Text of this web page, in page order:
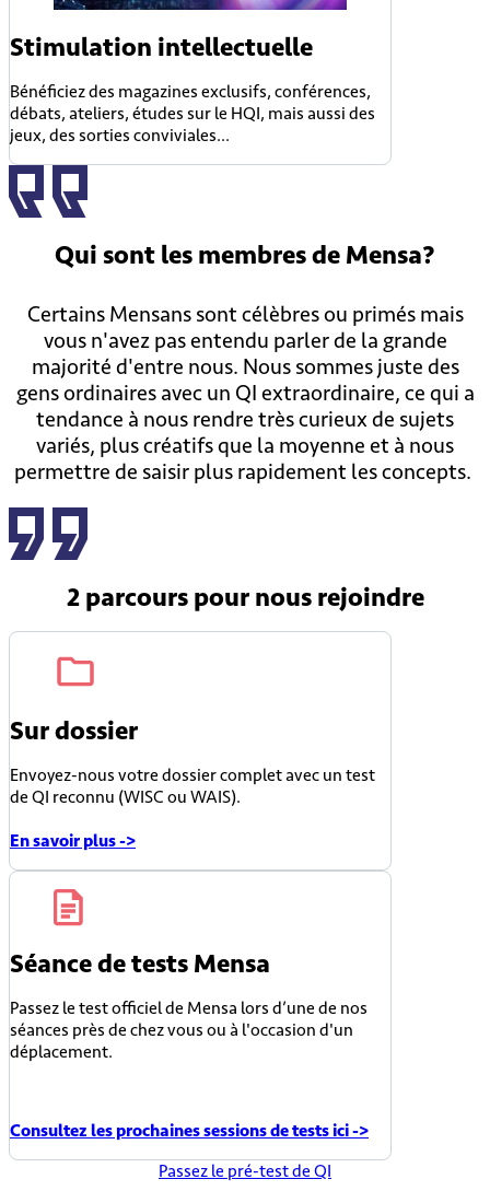
Stimulation intellectuelle
Bénéficiez des magazines exclusifs, conférences,
débats, ateliers, études sur le HQI, mais aussi des
jeux, des sorties conviviales...
Qui sont les membresde Mensa?
Certains Mensans sont célèbres ou primés mais
vous n'avez pas entendu parler de la grande
majorité d'entre nous. Nous sommes juste des
gens ordinaires avec un QI extraordinaire, ce qui a
tendance à nous rendre très curieux de sujets
variés, plus créatifs que la moyenne et à nous
permettre de saisir plus rapidement les concepts.
2 parcourspour nous rejoindre
Sur dossier
Envoyez-nous votre dossier complet avec un test
de QI reconnu (WISC ou WAIS).
En savoir plus ->
Séance de tests Mensa
Passez le test officiel de Mensa lors d’une de nos
séances près de chez vous ou à l'occasion d'un
déplacement.
Consultez les prochaines sessions de tests ici ->
Passez le pré-test de QI